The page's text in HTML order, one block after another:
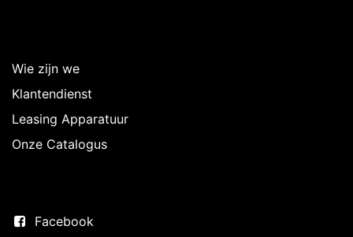
Wie zijn we
Klantendienst
Leasing Apparatuur
Onze Catalogus
Facebook